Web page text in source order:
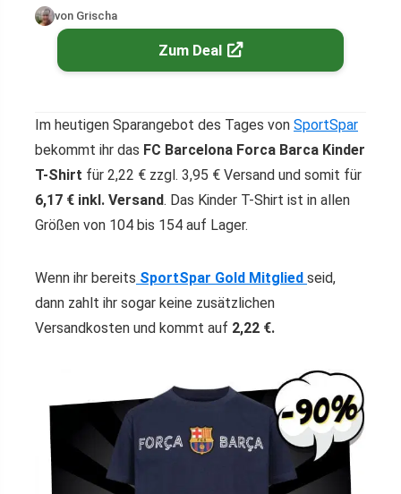
von Grischa
Zum Deal
Im heutigen Sparangebot des Tages von SportSpar
bekommt ihr das FC Barcelona Forca Barca Kinder
T-Shirt für 2,22 € zzgl. 3,95 € Versand und somit für
6,17 € inkl. Versand. Das Kinder T-Shirt ist in allen
Größen von 104 bis 154 auf Lager.
Wenn ihr bereits SportSpar Gold Mitglied seid,
dann zahlt ihr sogar keine zusätzlichen
Versandkosten und kommt auf 2,22 €.